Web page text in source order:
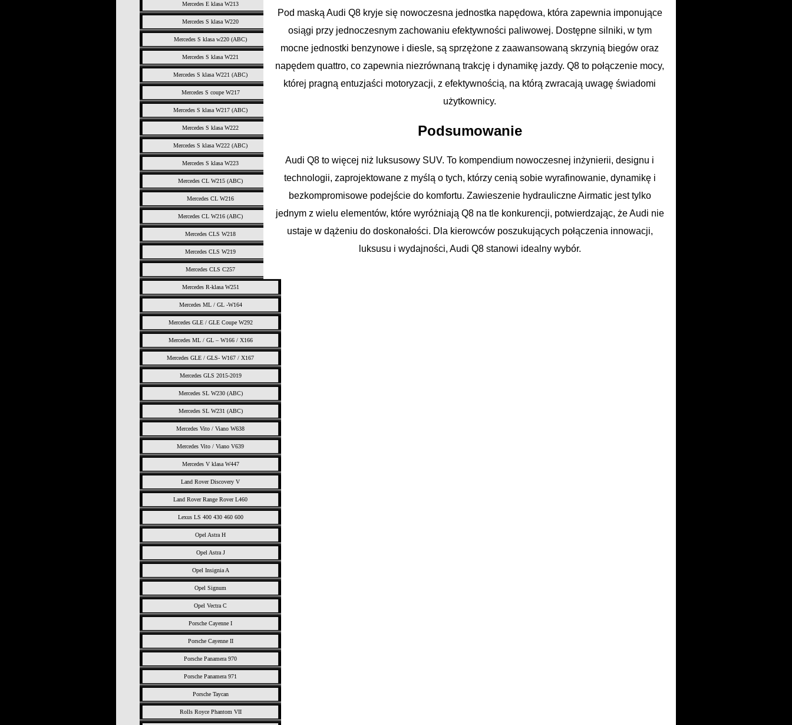
Mercedes E klasa W213
Mercedes S klasa W220
Mercedes S klasa w220 (ABC)
Mercedes S klasa W221
Mercedes S klasa W221 (ABC)
Mercedes S coupe W217
Mercedes S klasa W217 (ABC)
Mercedes S klasa W222
Mercedes S klasa W222 (ABC)
Mercedes S klasa W223
Mercedes CL W215 (ABC)
Mercedes CL W216
Mercedes CL W216 (ABC)
Mercedes CLS W218
Mercedes CLS W219
Mercedes CLS C257
Mercedes R-klasa W251
Mercedes ML / GL -W164
Mercedes GLE / GLE Coupe W292
Mercedes ML / GL – W166 / X166
Mercedes GLE / GLS- W167 / X167
Mercedes GLS 2015-2019
Mercedes SL W230 (ABC)
Mercedes SL W231 (ABC)
Mercedes Vito / Viano W638
Mercedes Vito / Viano V639
Mercedes V klasa W447
Land Rover Discovery V
Land Rover Range Rover L460
Lexus LS 400 430 460 600
Opel Astra H
Opel Astra J
Opel Insignia A
Opel Signum
Opel Vectra C
Porsche Cayenne I
Porsche Cayenne II
Porsche Panamera 970
Porsche Panamera 971
Porsche Taycan
Rolls Royce Phantom VII
Pod maską Audi Q8 kryje się nowoczesna jednostka napędowa, która zapewnia imponujące
osiągi przy jednoczesnym zachowaniu efektywności paliwowej. Dostępne silniki, w tym
mocne jednostki benzynowe i diesle, są sprzężone z zaawansowaną skrzynią biegów oraz
napędem quattro, co zapewnia niezrównaną trakcję i dynamikę jazdy. Q8 to połączenie mocy,
której pragną entuzjaści motoryzacji, z efektywnością, na którą zwracają uwagę świadomi
użytkownicy.
Podsumowanie
Audi Q8 to więcej niż luksusowy SUV. To kompendium nowoczesnej inżynierii, designu i
technologii, zaprojektowane z myślą o tych, którzy cenią sobie wyrafinowanie, dynamikę i
bezkompromisowe podejście do komfortu. Zawieszenie hydrauliczne Airmatic jest tylko
jednym z wielu elementów, które wyróżniają Q8 na tle konkurencji, potwierdzając, że Audi nie
ustaje w dążeniu do doskonałości. Dla kierowców poszukujących połączenia innowacji,
luksusu i wydajności, Audi Q8 stanowi idealny wybór.